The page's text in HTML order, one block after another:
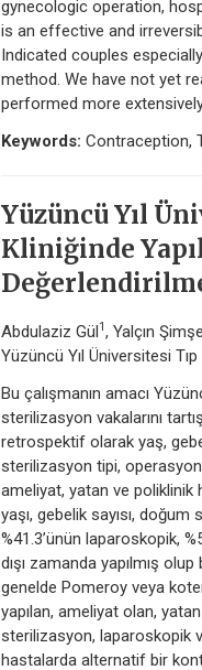
gynecologic operation,
is an effective and
Indicated couples
method. We have not yet
performed more
Keywords: Contraception,
Yüzüncü Yıl
Kliniğinde
Abdulaziz Gül1 , Yalçın
Yüzüncü Yıl Üniversitesi
Bu çalışmanın amacı
sterilizasyon vakalarını
retrospektif olarak yaş,
sterilizasyon tipi, operasyon
ameliyat, yatan ve poliklinik
yaşı, gebelik sayısı, doğum
%41.3’ünün laparoskopik,
dışı zamanda yapılmış
genelde Pomeroy veya
yapılan, ameliyat olan,
sterilizasyon, laparoskopik
hastalarda alternatif bir